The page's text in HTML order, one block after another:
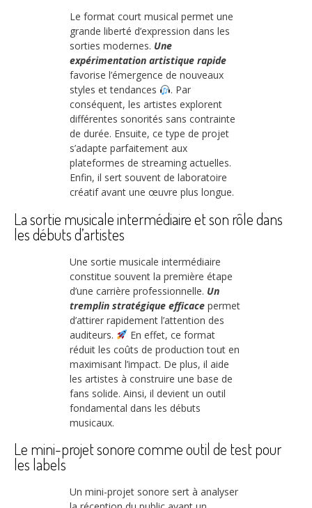
Le format court musical permet une
grande liberté d’expression dans les
sorties modernes. Une
expérimentation artistique rapide
favorise l’émergence de nouveaux
styles et tendances
. Par
conséquent, les artistes explorent
différentes sonorités sans contrainte
de durée. Ensuite, ce type de projet
s’adapte parfaitement aux
plateformes de streaming actuelles.
Enfin, il sert souvent de laboratoire
créatif avant une œuvre plus longue.
La sortie musicale intermédiaire et son rôle dans
les débuts d’artistes
Une sortie musicale intermédiaire
constitue souvent la première étape
d’une carrière professionnelle. Un
tremplin stratégique efficace permet
d’attirer rapidement l’attention des
auditeurs.
En effet, ce format
réduit les coûts de production tout en
maximisant l’impact. De plus, il aide
les artistes à construire une base de
fans solide. Ainsi, il devient un outil
fondamental dans les débuts
musicaux.
Le mini-projet sonore comme outil de test pour
les labels
Un mini-projet sonore sert à analyser